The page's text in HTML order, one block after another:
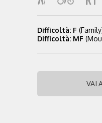
Difficoltà: F
Difficoltà: MF
VAI